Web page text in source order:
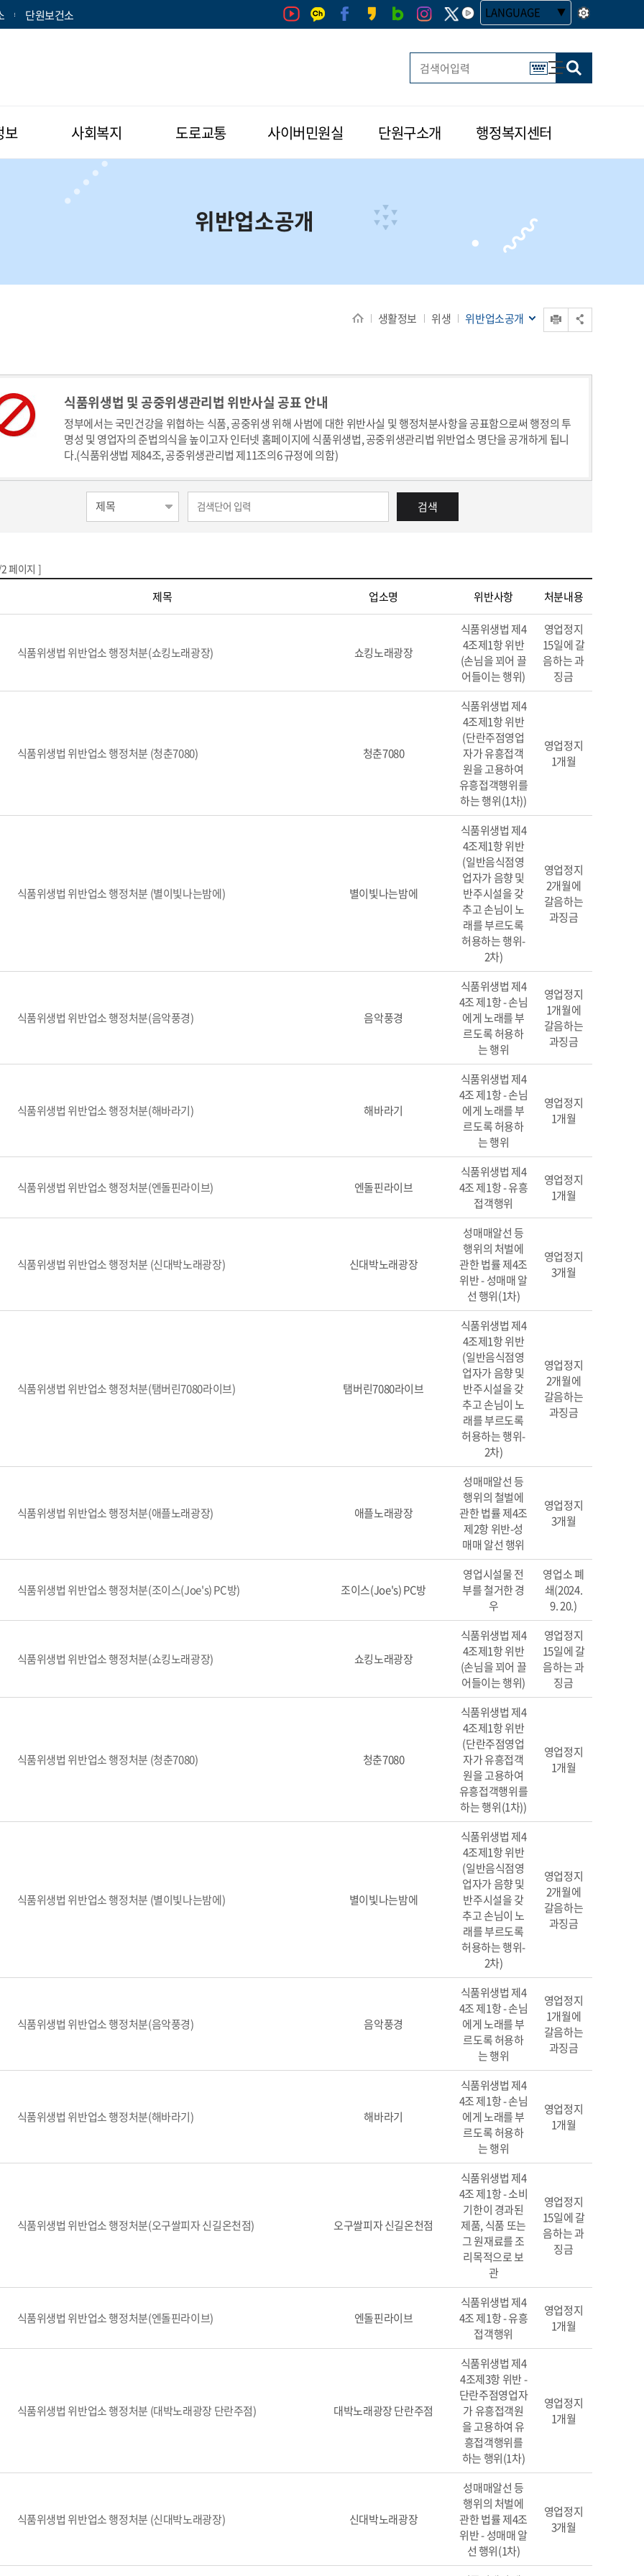
단원보건소 LANGUAGE
보 사회복지 도로교통 사이버민원실 단원구소개 행정복지센터
위반업소공개
생활정보 위생 위반업소공개
식품위생법 및 공중위생관리법 위반사실 공표 안내
정부에서는 국민건강을 위협하는 식품, 공중위생 위해 사범에 대한 위반사실 및 행정처분사항을 공표함으로써 행정의 투
명성 및 영업자의 준법의식을 높이고자 인터넷 홈페이지에 식품위생법, 공중위생관리법 위반업소 명단을 공개하게 됩니
다.(식품위생법 제84조, 공중위생관리법 제11조의6 규정에 의함)
검색
페이지 ]
제목 업소명 위반사항 처분내용
식품위생법 위반업소 행정처분(쇼킹노래광장) 쇼킹노래광장
식품위생법 제4
4조제1항 위반
(손님을 꾀어 끌
어들이는 행위)
영업정지
15일에 갈
음하는 과
징금
식품위생법 위반업소 행정처분 (청춘7080) 청춘7080
식품위생법 제4
4조제1항 위반
(단란주점영업
자가 유흥접객
원을 고용하여
유흥접객행위를
하는 행위(1차))
영업정지
1개월
식품위생법 위반업소 행정처분 (별이빛나는밤에) 별이빛나는밤에
식품위생법 제4
4조제1항 위반
(일반음식점영
업자가 음향 및
반주시설을 갖
추고 손님이 노
래를 부르도록
허용하는 행위-
2차)
영업정지
2개월에
갈음하는
과징금
식품위생법 위반업소 행정처분(음악풍경) 음악풍경
식품위생법 제4
4조 제1항 - 손님
에게 노래를 부
르도록 허용하
는 행위
영업정지
1개월에
갈음하는
과징금
식품위생법 위반업소 행정처분(해바라기) 해바라기
식품위생법 제4
4조 제1항 - 손님
에게 노래를 부
르도록 허용하
는 행위
영업정지
1개월
식품위생법 위반업소 행정처분(엔돌핀라이브) 엔돌핀라이브
식품위생법 제4
4조 제1항 - 유흥
접객행위
영업정지
1개월
식품위생법 위반업소 행정처분 (신대박노래광장) 신대박노래광장
성매매알선 등
행위의 처벌에
관한 법률 제4조
위반 - 성매매 알
선 행위(1차)
영업정지
3개월
식품위생법 위반업소 행정처분(탬버린7080라이브) 탬버린7080라이브
식품위생법 제4
4조제1항 위반
(일반음식점영
업자가 음향 및
반주시설을 갖
추고 손님이 노
래를 부르도록
허용하는 행위-
2차)
영업정지
2개월에
갈음하는
과징금
식품위생법 위반업소 행정처분(애플노래광장) 애플노래광장
성매매알선 등
행위의 철벌에
관한 법률 제4조
제2항 위반-성
매매 알선 행위
영업정지
3개월
식품위생법 위반업소 행정처분(조이스(Joe's) PC방) 조이스(Joe's) PC방
영업시설물 전
부를 철거한 경
우
영업소 폐
쇄(2024.
9. 20.)
식품위생법 위반업소 행정처분(쇼킹노래광장) 쇼킹노래광장
식품위생법 제4
4조제1항 위반
(손님을 꾀어 끌
어들이는 행위)
영업정지
15일에 갈
음하는 과
징금
식품위생법 위반업소 행정처분 (청춘7080) 청춘7080
식품위생법 제4
4조제1항 위반
(단란주점영업
자가 유흥접객
원을 고용하여
유흥접객행위를
하는 행위(1차))
영업정지
1개월
식품위생법 위반업소 행정처분 (별이빛나는밤에) 별이빛나는밤에
식품위생법 제4
4조제1항 위반
(일반음식점영
업자가 음향 및
반주시설을 갖
추고 손님이 노
래를 부르도록
허용하는 행위-
2차)
영업정지
2개월에
갈음하는
과징금
식품위생법 위반업소 행정처분(음악풍경) 음악풍경
식품위생법 제4
4조 제1항 - 손님
에게 노래를 부
르도록 허용하
는 행위
영업정지
1개월에
갈음하는
과징금
식품위생법 위반업소 행정처분(해바라기) 해바라기
식품위생법 제4
4조 제1항 - 손님
에게 노래를 부
르도록 허용하
는 행위
영업정지
1개월
식품위생법 위반업소 행정처분(오구쌀피자 신길온천점) 오구쌀피자 신길온천점
식품위생법 제4
4조 제1항 - 소비
기한이 경과된
제품, 식품 또는
그 원재료를 조
리목적으로 보
관
영업정지
15일에 갈
음하는 과
징금
식품위생법 위반업소 행정처분(엔돌핀라이브) 엔돌핀라이브
식품위생법 제4
4조 제1항 - 유흥
접객행위
영업정지
1개월
식품위생법 위반업소 행정처분 (대박노래광장 단란주점) 대박노래광장 단란주점
식품위생법 제4
4조제3항 위반 -
단란주점영업자
가 유흥접객원
을 고용하여 유
흥접객행위를
하는 행위(1차)
영업정지
1개월
식품위생법 위반업소 행정처분 (신대박노래광장) 신대박노래광장
성매매알선 등
행위의 처벌에
관한 법률 제4조
위반 - 성매매 알
선 행위(1차)
영업정지
3개월